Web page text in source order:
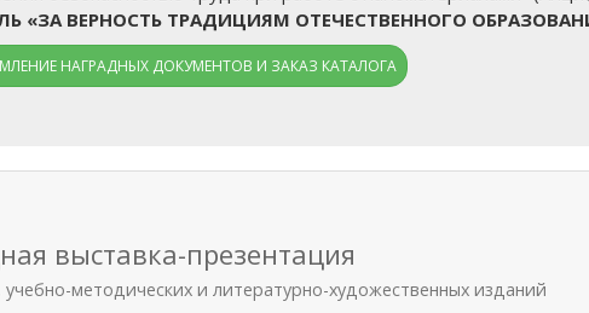
«ЗА ВЕРНОСТЬ ТРАДИЦИЯМ ОТЕЧЕСТВЕННОГО
НАГРАДНЫХ ДОКУМЕНТОВ И ЗАКАЗ КАТАЛОГА
выставка-презентация
учебно-методических и литературно-художественных изданий